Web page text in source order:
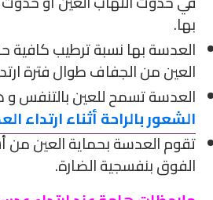
بها.
العدسة بها نسبة ترطيب كافية
العين من الجفاف طوال فترة
العدسة تسمح للعين بالتنفس
الشعور بالراحة أثناء ارتداء
تقوم العدسة بحماية العين
الفوق بنفسجية الضارة.